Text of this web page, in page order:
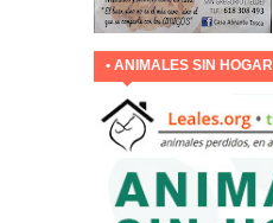
• ANIMALES SIN HOGAR